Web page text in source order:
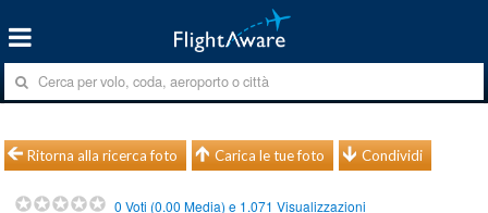
Ritorna alla ricerca foto Carica le tue foto Condividi
0 Voti (0.00 Media) e 1.071 Visualizzazioni